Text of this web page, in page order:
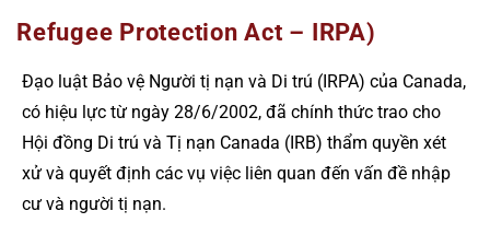
Refugee Protection Act – IRPA)
Đạo luật Bảo vệ Người tị nạn và Di trú (IRPA) của Canada,
có hiệu lực từ ngày 28/6/2002, đã chính thức trao cho
Hội đồng Di trú và Tị nạn Canada (IRB) thẩm quyền xét
xử và quyết định các vụ việc liên quan đến vấn đề nhập
cư và người tị nạn.